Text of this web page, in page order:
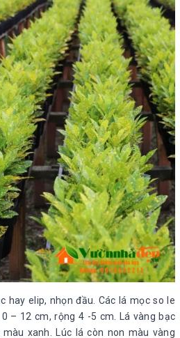
hay elip, nhọn đầu. Các lá mọc so le
– 12 cm, rộng 4 -5 cm. Lá vàng bạc
xanh. Lúc lá còn non màu vàng